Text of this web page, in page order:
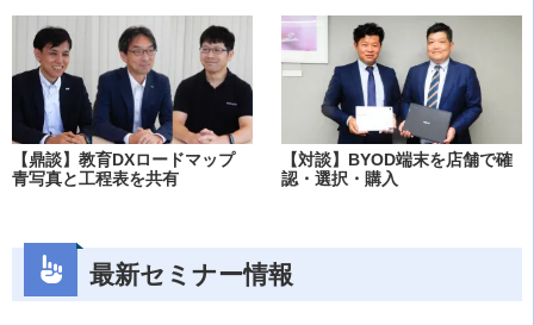
【鼎談】教育DXロードマップ
青写真と工程表を共有
【対談】BYOD端末を店舗で確
認・選択・購入
最新セミナー情報